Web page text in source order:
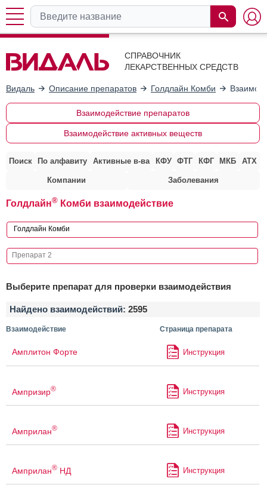
СПРАВОЧНИК
ЛЕКАРСТВЕННЫХ СРЕДСТВ
Видаль Описание препаратов Голдлайн Комби
Взаимодействие препаратов
Взаимодействие активных веществ
Поиск По алфавиту Активные в-ва КФУ ФТГ КФГ МКБ АТХ
Компании Заболевания
Голдлайн® Комби взаимодействие
Выберите препарат для проверки взаимодействия
Найдено взаимодействий: 2595
Взаимодействие Страница препарата
Амплитон Форте Инструкция
Ампризир® Инструкция
Амприлан® Инструкция
Амприлан® НД Инструкция